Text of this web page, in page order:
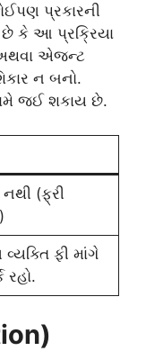
પ્રકારની
છે કે આ પ્રક્રિયા
એજન્ટ
ન બનો.
જઈ શકાય છે.
(ફ્રી
ફી માંગે
રહો.